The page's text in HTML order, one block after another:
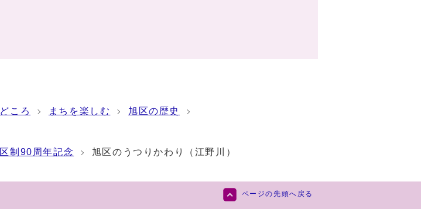
ころ まちを楽しむ
旭区の歴史
制90周年記念 旭区のうつりかわり（江野川）
ページの先頭へ戻る